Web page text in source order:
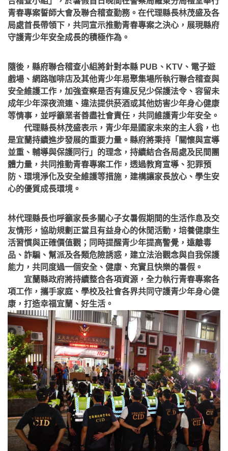
青春專案誓師大會及聯合稽查勤務。在代理縣長林茂盛及各
局處首長帶領下，共同宣示推動青春專案之決心，展現縣府
守護青少年安全成長的積極作為。
隨後，縣府聯合稽查小組將針對本縣 PUB、KTV、電子遊
戲場、網路咖啡店及其他青少年易聚集場所執行聯合稽查與
安全維護工作，加強查察是否有違反兒少保護法令、容留未
成年少年深夜流連、違法提供菸酒或其他妨害少年身心健康
等情事，並呼籲業者善盡社會責任，共同維護青少年安全。
代理縣長林茂盛表示，青少年是國家未來的主人翁，也
是宜蘭持續進步發展的重要力量。縣府將秉持「關懷與宣導
並重、輔導與保護同行」的理念，持續結合各局處及民間團
體力量，共同推動青春專案工作，透過教育宣導、犯罪預
防、環境淨化及安全維護等措施，建構讓家長放心、學生安
心的優質成長環境。
林代理縣長也呼籲家長多關心子女暑假期間的生活作息及交
友情形，協助規劃正當且有益身心的休閒活動，培養健康生
活習慣與正確價值觀；同時提醒青少年提高警覺，遠離毒
品、詐騙、幫派及各類危險誘惑，建立法治觀念與自我保護
能力，共同度過一個安全、健康、充實且快樂的暑假。
宜蘭縣政府將持續整合各項資源，全力執行青春專案各
項工作，攜手家庭、學校及社會各界共同守護青少年身心健
康，打造幸福宜蘭、好生活。